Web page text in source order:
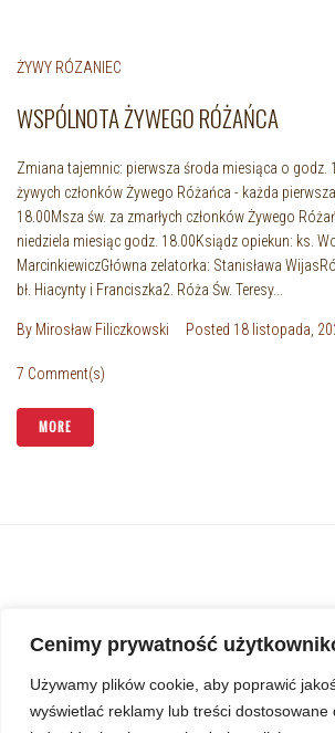
Cenimy prywatność
Używamy plików cookie, aby poprawić
wyświetlać reklamy lub treści dostosowane
ŻYWY RÓZANIEC
WSPÓLNOTA ŻYWEGO RÓŻAŃCA
Zmiana tajemnic: pierwsza środa miesiąca o godz.
żywych członków Żywego Różańca - każda
18.00Msza św. za zmarłych członków Żywego
niedziela miesiąc godz. 18.00Ksiądz opiekun: ks.
MarcinkiewiczGłówna zelatorka: Stanisława
bł. Hiacynty i Franciszka2. Róża Św. Teresy...
By Mirosław Filiczkowski Posted 18 listopada,
7 Comment(s)
MORE